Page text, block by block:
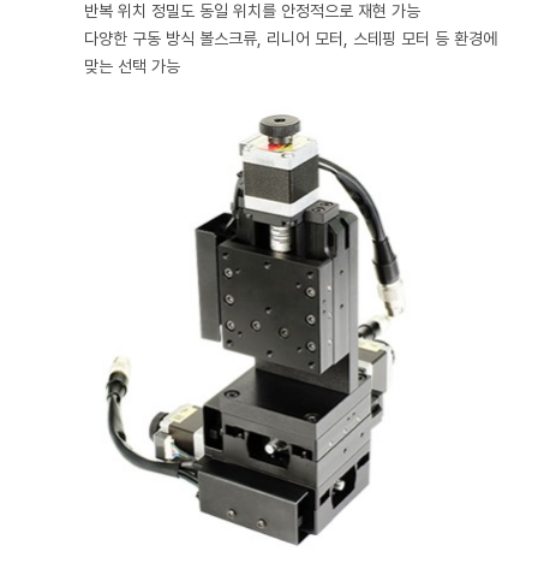
반복 위치 정밀도 동일 위치를 안정적으로 재현 가능
다양한 구동 방식 볼스크류, 리니어 모터, 스테핑 모터 등 환경에
맞는 선택 가능